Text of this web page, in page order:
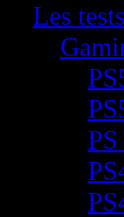
Les tests